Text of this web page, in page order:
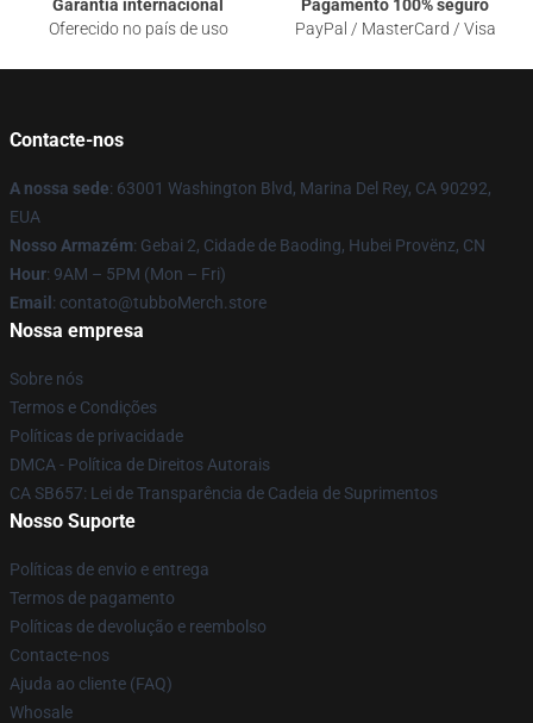
Garantia internacional
Oferecido no país de uso
Pagamento 100% seguro
PayPal / MasterCard / Visa
Contacte-nos
A nossa sede: 63001 Washington Blvd, Marina Del Rey, CA 90292,
EUA
Nosso Armazém: Gebai 2, Cidade de Baoding, Hubei Provënz, CN
Hour: 9AM – 5PM (Mon – Fri)
Email : contato@tubboMerch.store
Nossa empresa
Sobre nós
Termos e Condições
Políticas de privacidade
DMCA - Política de Direitos Autorais
CA SB657: Lei de Transparência de Cadeia de Suprimentos
Nosso Suporte
Políticas de envio e entrega
Termos de pagamento
Políticas de devolução e reembolso
Contacte-nos
Ajuda ao cliente (FAQ)
Whosale